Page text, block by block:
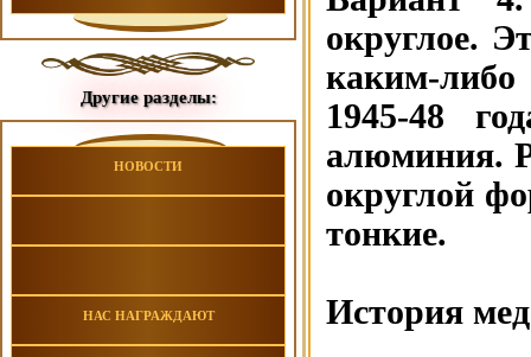
Другие разделы:
НОВОСТИ
НАС НАГРАЖДАЮТ
округлое.
каким-
1945-48
алюминия.
округлой
тонкие.
История